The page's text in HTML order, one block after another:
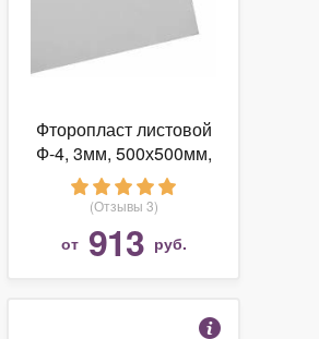
Фторопласт листовой
Ф-4, 3мм, 500х500мм,
1,85кг, ТУ 6-05-810-88,
ПКФ мито
(Отзывы 3)
от 913 руб.